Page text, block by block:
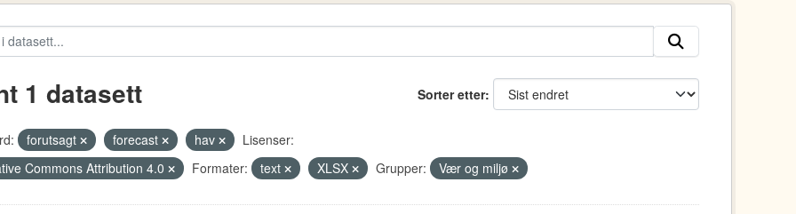
Sorter etter
1 datasett
forutsagt forecast hav
Lisenser:
Commons Attribution 4.0
Formater: text XLSX Grupper: Vær og miljø